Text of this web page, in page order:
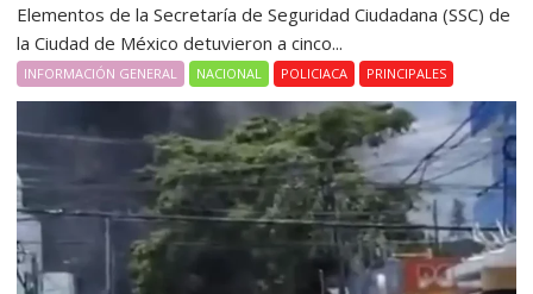
Elementos de la Secretaría de Seguridad Ciudadana (SSC) de
la Ciudad de México detuvieron a cinco...
INFORMACIÓN GENERAL NACIONAL POLICIACA PRINCIPALES